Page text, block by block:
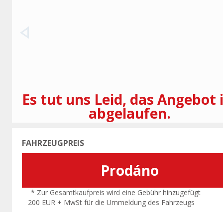
Es tut uns Leid, das Angebot
abgelaufen.
FAHRZEUGPREIS
Prodáno
* Zur Gesamtkaufpreis wird eine Gebühr hinzugefügt
200 EUR + MwSt für die Ummeldung des Fahrzeugs